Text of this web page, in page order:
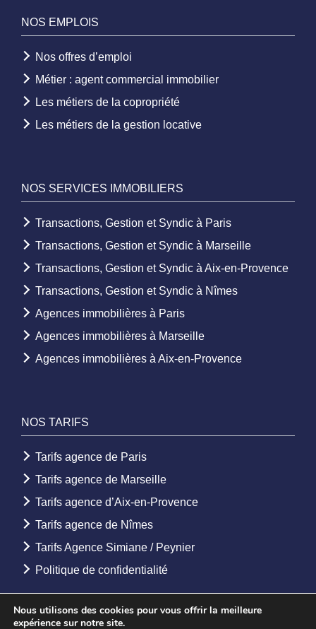
NOS EMPLOIS
Nos offres d’emploi
Métier : agent commercial immobilier
Les métiers de la copropriété
Les métiers de la gestion locative
NOS SERVICES IMMOBILIERS
Transactions, Gestion et Syndic à Paris
Transactions, Gestion et Syndic à Marseille
Transactions, Gestion et Syndic à Aix-en-Provence
Transactions, Gestion et Syndic à Nîmes
Agences immobilières à Paris
Agences immobilières à Marseille
Agences immobilières à Aix-en-Provence
NOS TARIFS
Tarifs agence de Paris
Tarifs agence de Marseille
Tarifs agence d’Aix-en-Provence
Tarifs agence de Nîmes
Tarifs Agence Simiane / Peynier
Politique de confidentialité
Nous utilisons des cookies pour vous offrir la meilleure
expérience sur notre site.